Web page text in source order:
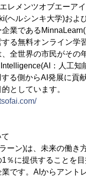
レメンツオブエーアイ
ヘルシンキ大学)およ
業である
る無料オンライン学
全世界の市民がその
：人工知
る側からAI発展に貢
としています。
ーン)は、未来の働き
％に提供することを
です。AIからアント